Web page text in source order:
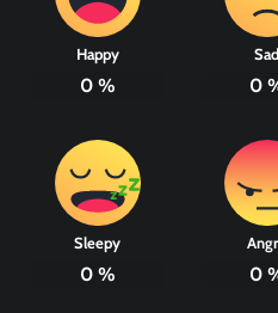
Happy
0%
Sad
0
Sleepy
0% 0